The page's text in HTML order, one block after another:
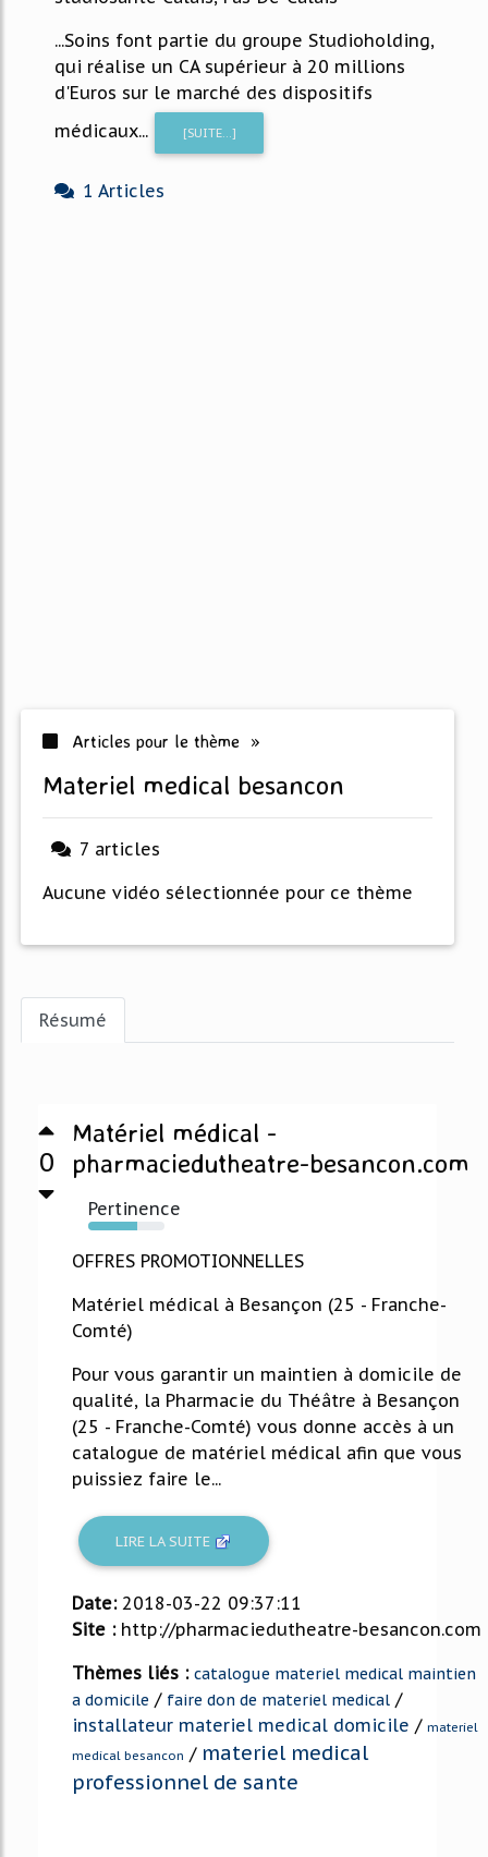
...Soins font partie du groupe Studioholding,
qui réalise un CA supérieur à 20 millions
d'Euros sur le marché des dispositifs
médicaux...
[SUITE...]
1 Articles
Articles pour le thème »
materiel medical besancon
7 articles
Aucune vidéo sélectionnée pour ce thème
Résumé
0
Matériel médical -
pharmaciedutheatre-besancon.com
Pertinence
64%
OFFRES PROMOTIONNELLES
Matériel médical à Besançon (25 - Franche-
Comté)
Pour vous garantir un maintien à domicile de
qualité, la Pharmacie du Théâtre à Besançon
(25 - Franche-Comté) vous donne accès à un
catalogue de matériel médical afin que vous
puissiez faire le...
LIRE LA SUITE
Date: 2018-03-22 09:37:11
Site : http://pharmaciedutheatre-besancon.com
Thèmes liés : catalogue materiel medical maintien
a domicile / faire don de materiel medical /
installateur materiel medical domicile / materiel
medical besancon / materiel medical
professionnel de sante